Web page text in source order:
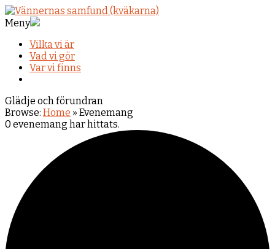
Meny
Vilka vi är
Vad vi gör
Var vi finns
Glädje och förundran
Browse: Home » Evenemang
0 evenemang har hittats.